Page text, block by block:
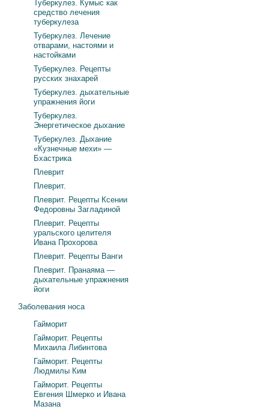
Туберкулез. Кумыс как
средство лечения
туберкулеза
Туберкулез. Лечение
отварами, настоями и
настойками
Туберкулез. Рецепты
русских знахарей
Туберкулез. дыхательные
упражнения йоги
Туберкулез.
Энергетическое дыхание
Туберкулез. Дыхание
«Кузнечные мехи» —
Бхастрика
Плеврит
Плеврит.
Плеврит. Рецепты Ксении
Федоровны Загладиной
Плеврит. Рецепты
уральского целителя
Ивана Прохорова
Плеврит. Рецепты Ванги
Плеврит. Пранаяма —
дыхательные упражнения
йоги
Заболевания носа
Гайморит
Гайморит. Рецепты
Михаила Либинтова
Гайморит. Рецепты
Людмилы Ким
Гайморит. Рецепты
Евгения Шмерко и Ивана
Мазана